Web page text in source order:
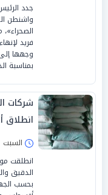
جدد
واشنطن
فريد
وجهها
بمناسبة
شركات
السبت 01/أغسطس/2026 - 03:04 م
انطلقت
الدقيق
بحسب